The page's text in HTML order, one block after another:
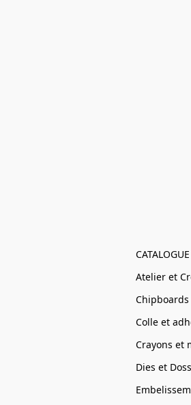
CATALOGUE
Atelier et
Chipboards
Colle et
Crayons et
Dies et